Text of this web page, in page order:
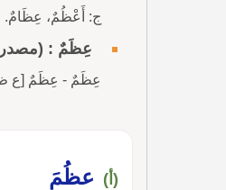
ج: أَعْظُمٌ، عِظَامٌ.
عِظَمٌ :
عِظَمٌ - عِظَمٌ [ع ظ
(أ) عظُمَ